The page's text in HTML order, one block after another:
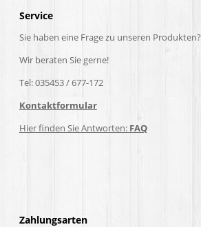
Service
Sie haben eine Frage zu unseren Produkten?
Wir beraten Sie gerne!
Tel: 035453 / 677-172
Kontaktformular
Hier finden Sie Antworten: FAQ
Zahlungsarten